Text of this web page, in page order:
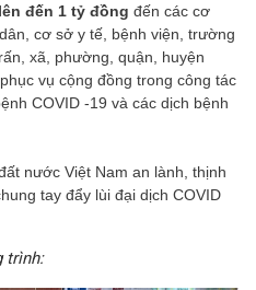
đến 1 tỷ đồng đến các cơ
cơ sở y tế, bệnh viện, trường
xã, phường, quận, huyện
vụ cộng đồng trong công tác
COVID -19 và các dịch bệnh
nước Việt Nam an lành, thịnh
tay đẩy lùi đại dịch COVID
trình: